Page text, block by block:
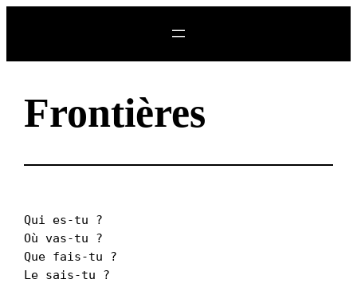
contenu
Frontières
Qui es-tu ?
Où vas-tu ?
Que fais-tu ?
Le sais-tu ?